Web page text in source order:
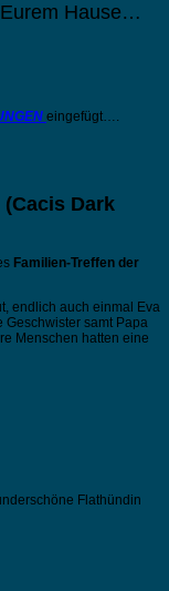
Hause…
eingefügt….
(Cacis Dark
Familien-Treffen der
endlich auch einmal Eva
samt Papa
Menschen hatten eine
Flathündin